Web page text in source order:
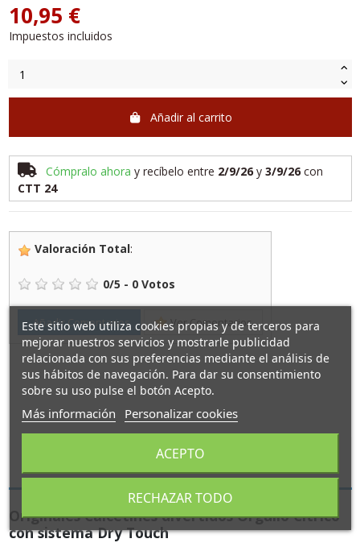
10,95 €
Impuestos incluidos
Añadir al carrito
Cómpralo ahora y recíbelo entre 2/9/26y 3/9/26 con
CTT 24
Valoración Total:
0/5 - 0 Votos
Añadir Comentarios Ver Comentarios
Originales Calcetines divertidos Orgullo Cítrico
con sistema Dry Touch
Este sitio web utiliza cookies propias y de terceros para
mejorar nuestros servicios y mostrarle publicidad
relacionada con sus preferencias mediante el análisis de
sus hábitos de navegación. Para dar su consentimiento
sobre su uso pulse el botón Acepto.
Más información Personalizar cookies
RECHAZAR TODO
ACEPTO